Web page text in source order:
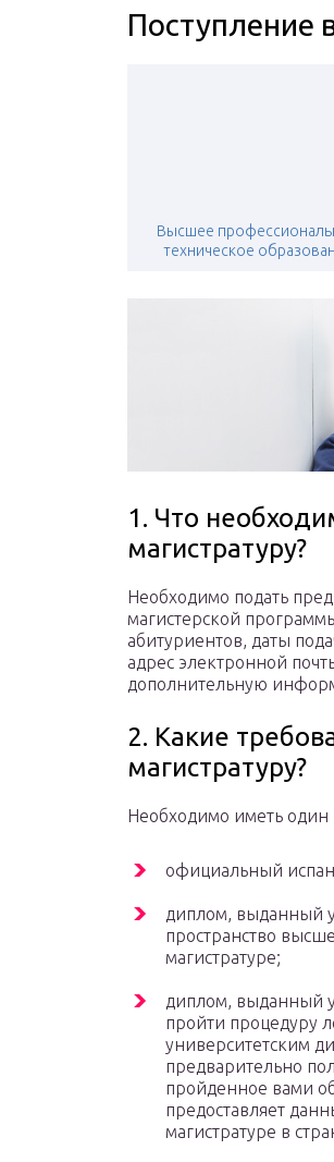
Поступление
Высшее
техническое
1. Что
магистратуру?
Необходимо подать
магистерской
абитуриентов, даты
адрес электронной
дополнительную
2. Какие
магистратуру?
Необходимо иметь
официальный
диплом, выданный
пространство
магистратуре;
диплом, выданный
пройти процедуру
университетским
предварительно
пройденное вами
предоставляет
магистратуре в